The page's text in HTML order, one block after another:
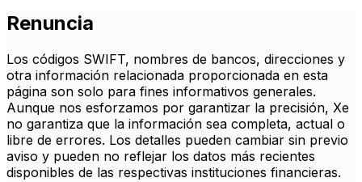
Renuncia
Los códigos SWIFT, nombres de bancos, direcciones y
otra información relacionada proporcionada en esta
página son solo para fines informativos generales.
Aunque nos esforzamos por garantizar la precisión, Xe
no garantiza que la información sea completa, actual o
libre de errores. Los detalles pueden cambiar sin previo
aviso y pueden no reflejar los datos más recientes
disponibles de las respectivas instituciones financieras.